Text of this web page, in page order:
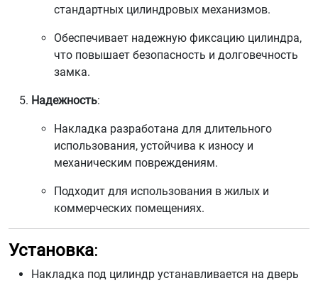
стандартных цилиндровых механизмов.
Обеспечивает надежную фиксацию цилиндра,
что повышает безопасность и долговечность
замка.
Надежность:
Накладка разработана для длительного
использования, устойчива к износу и
механическим повреждениям.
Подходит для использования в жилых и
коммерческих помещениях.
Установка:
Накладка под цилиндр устанавливается на дверь